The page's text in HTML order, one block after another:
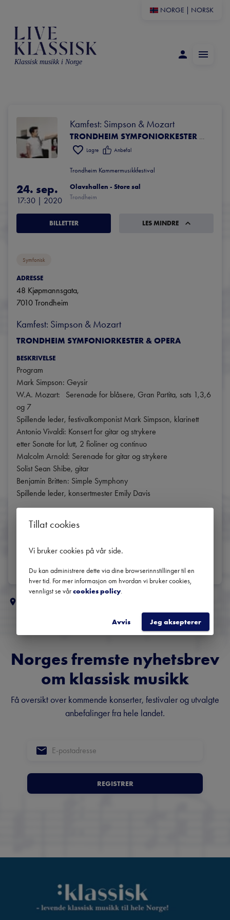
NORGE NORSK
Klassisk musikk i Norge
Kamfest: Simpson & Mozart
TRONDHEIM SYMFONIORKESTER & OPERA
Lagre Anbefal
Trondheim Kammermusikkfestival
24. sep.
17:30 | 2020
Olavshallen - Store sal
Trondheim
BILLETTER LES MINDRE
Symfonisk
ADRESSE
48 Kjøpmannsgata,
7010Trondheim
Kamfest: Simpson & Mozart
TRONDHEIM SYMFONIORKESTER & OPERA
BESKRIVELSE
Program
Mark Simpson: Geysir
W.A. Mozart:	Serenade for blåsere, Gran Partita, sats 1,3,6
og 7
Spillende leder, festivalkomponist Mark Simpson, klarinett
Antonio Vivaldi: Konsert for gitar og strykere
etter Sonate for lutt, 2 fioliner og continuo
Malcolm Arnold: Serenade for gitar og strykere
Solist Sean Shibe, gitar
Benjamin Britten: Simple Symphony
Spillende leder, konsertmester Emily Davis
I samarbeid med Trondheim Kammermusikkfestival.
Norges fremste nyhetsbrev
om klassisk musikk
Få oversikt over kommende konserter, festivaler og utvalgte
anbefalinger fra hele landet.
REGISTRER
Tillat cookies
Vi bruker cookies på vår side.
Du kan administrere dette via dine browserinnstillinger til en
hver tid. For mer informasjon om hvordan vi bruker cookies,
vennligst se vårcookies policy.
Avvis Jeg aksepterer